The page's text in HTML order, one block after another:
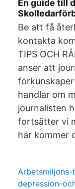
En guide till
Be att få
kontakta
TIPS OCH
anser att
handlar om
journalisten
fortsätter vi
här kommer
depression-